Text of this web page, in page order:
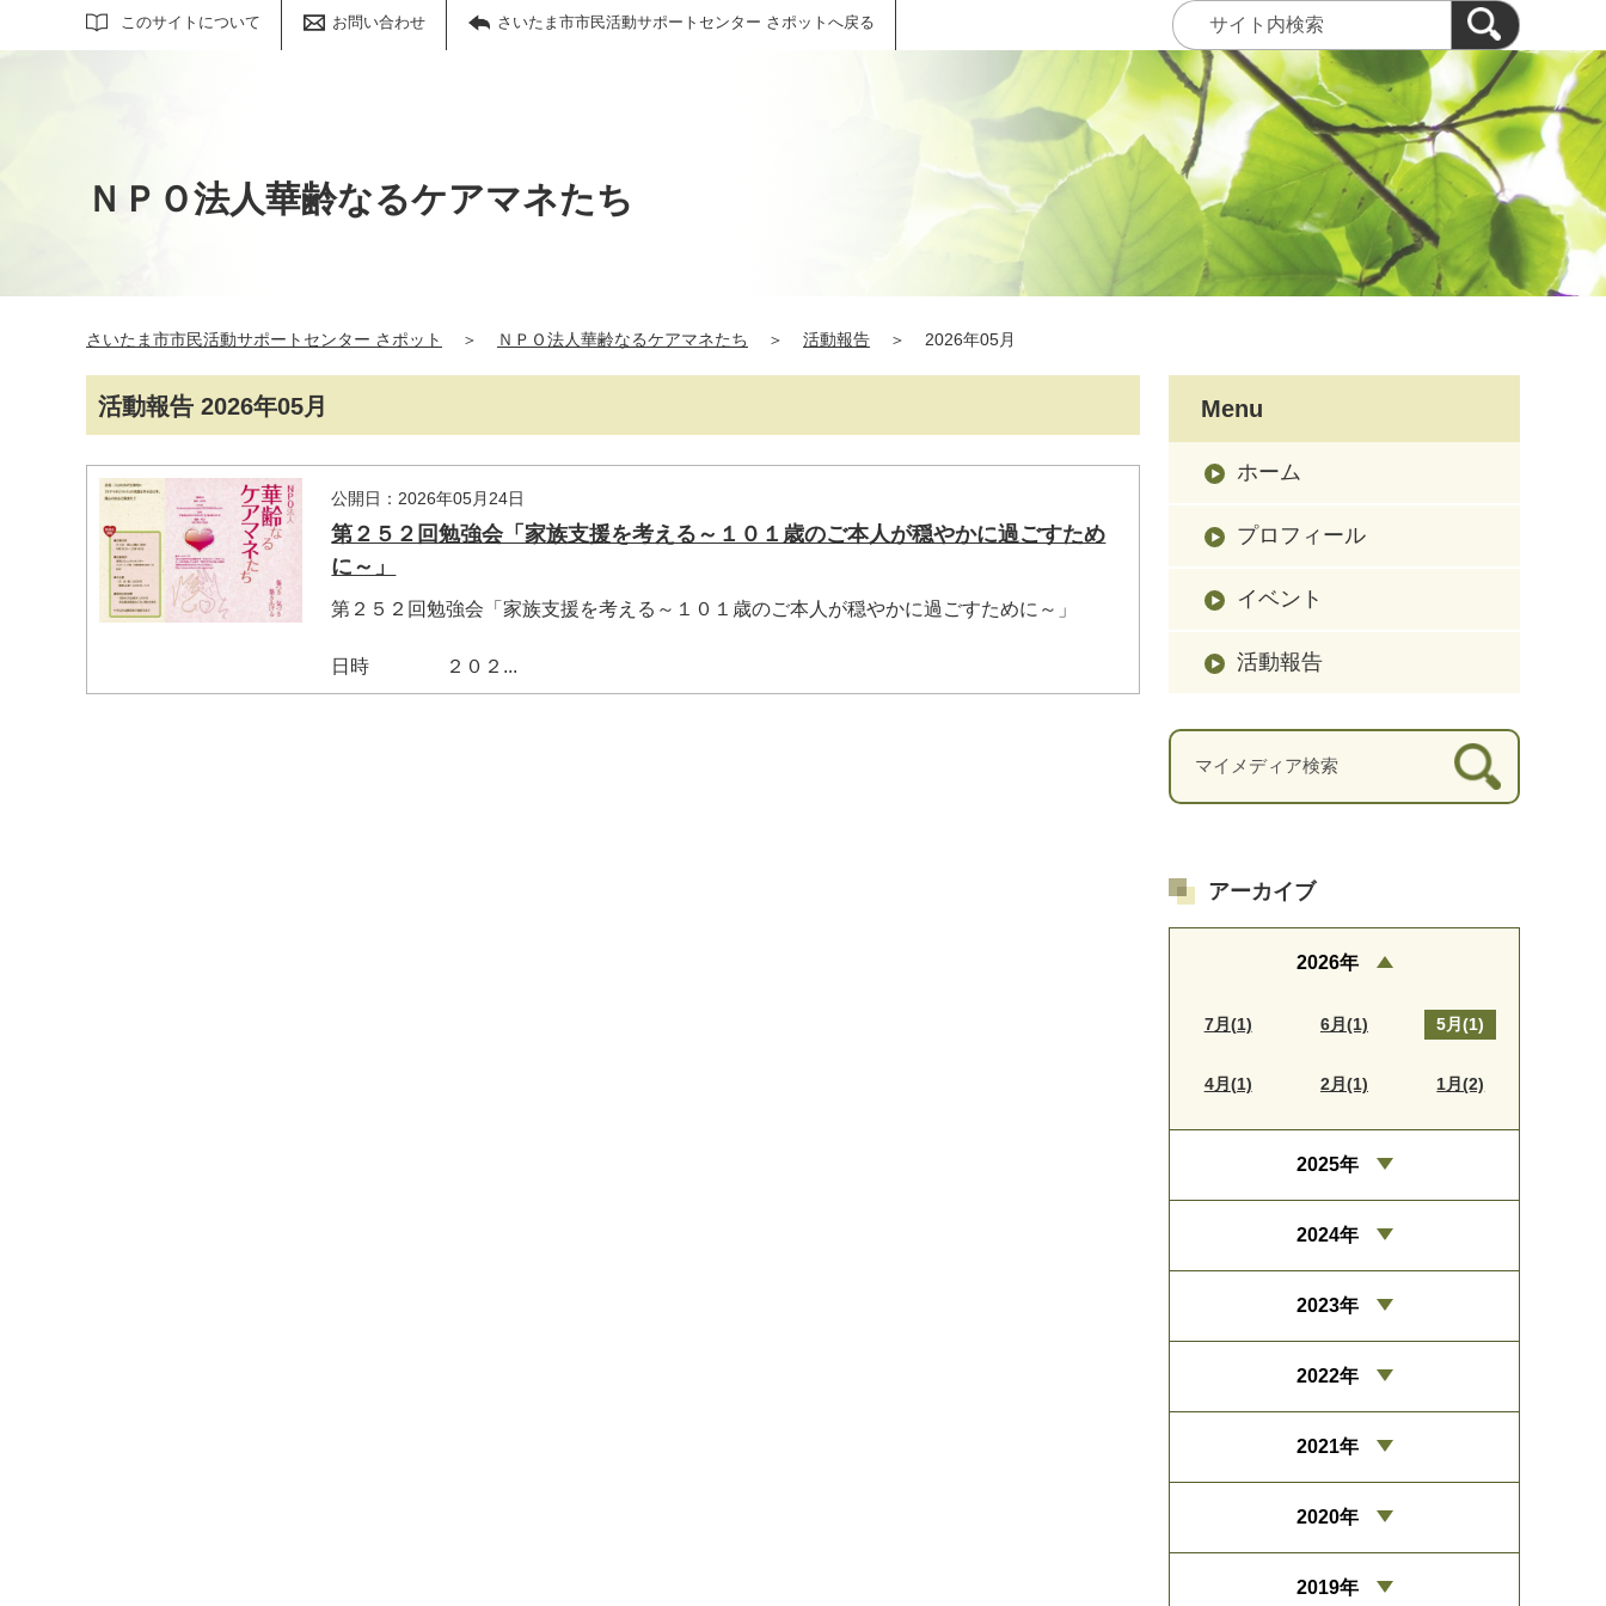
このサイトについて お問い合わせ さいたま市市民活動サポートセンター さポットへ戻る
サイト内検索
ＮＰＯ法人華齢なるケアマネたち
さいたま市市民活動サポートセンター さポット ＞ ＮＰＯ法人華齢なるケアマネたち ＞ 活動報告 ＞ 2026年05月
活動報告 2026年05月
公開日：2026年05月24日
第２５２回勉強会「家族支援を考える～１０１歳のご本人が穏やかに過ごすため
に～」
第２５２回勉強会「家族支援を考える～１０１歳のご本人が穏やかに過ごすために～」
日時 ２０２...
Menu
ホーム
プロフィール
イベント
活動報告
アーカイブ
2026年
7月(1) 6月(1) 5月(1)
4月(1) 2月(1) 1月(2)
2025年
2024年
2023年
2022年
2021年
2020年
2019年